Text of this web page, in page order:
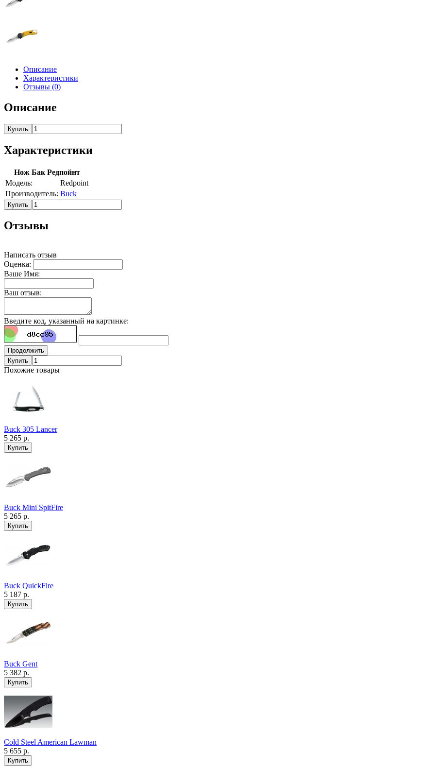
Описание
Характеристики
Отзывы (0)
Описание
Купить
Характеристики
Нож Бак Редпойнт
Модель:
Redpoint
Производитель: Buck
Купить
Отзывы
Написать отзыв
Оценка:
Ваше Имя:
Ваш отзыв:
Введите код, указанный на картинке:
Продолжить
Купить
Похожие товары
Buck 305 Lancer
5 265 р.
Buck Mini SpitFire
5 265 р.
Buck QuickFire
5 187 р.
Buck Gent
5 382 р.
Cold Steel American Lawman
5 655 р.